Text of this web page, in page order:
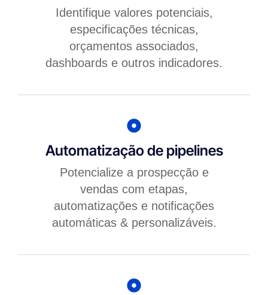
Identifique valores potenciais,
especificações técnicas,
orçamentos associados,
dashboards e outros indicadores.
Automatização de pipelines
Potencialize a prospecção e
vendas com etapas,
automatizações e notificações
automáticas & personalizáveis.